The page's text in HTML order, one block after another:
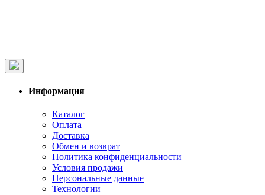
Информация
Каталог
Оплата
Доставка
Обмен и возврат
Политика конфиденциальности
Условия продажи
Персональные данные
Технологии